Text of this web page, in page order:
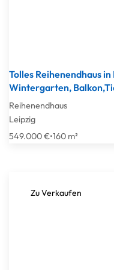
Tolles Reihenendhaus
Wintergarten,
Reihenendhaus
Leipzig
549.000 €•160 m²
Zu Verkaufen